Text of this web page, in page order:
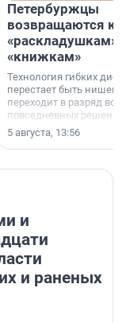
Петербуржцы
возвращаются к
«раскладушкам»
«книжкам»
Технология гибких
перестает быть
переходит в разряд
повседневных
5 августа, 13:56
и
и раненых